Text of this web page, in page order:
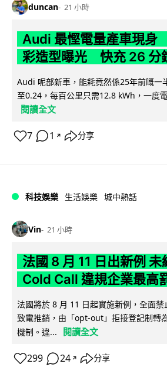
duncan 21 小時
Audi 最慳電量產車現
彩造型曝光 快充 26 分
Audi 呢部新車，能耗竟然係25年前嘅一
至0.24，每百公里只需12.8 kWh，一度
閱讀全文
7 1 ↗ 分享
科技娛樂 生活娛樂 城中熱話
Vin 21 小時
法國 8 月 11 日出新例 未
Cold Call 違規企業最高
法國將於 8 月 11 日起實施新例，全面
致電推銷，由「opt-out」拒接登記制轉
機制。違...
閱讀全文
299 24 ↗ 分享